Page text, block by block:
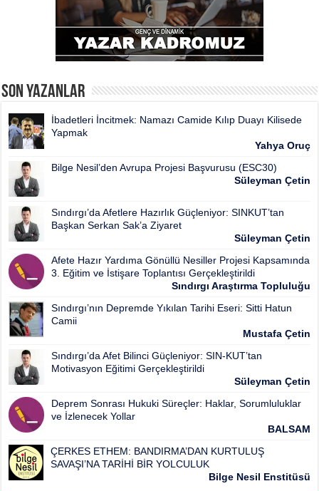
Son Yazanlar
İbadetleri İncitmek: Namazı Camide Kılıp Duayı Kilisede
Yapmak
Yahya Oruç
Bilge Nesil’den Avrupa Projesi Başvurusu (ESC30)
Süleyman Çetin
Sındırgı’da Afetlere Hazırlık Güçleniyor: SINKUT’tan
Başkan Serkan Sak’a Ziyaret
Süleyman Çetin
Afete Hazır Yardıma Gönüllü Nesiller Projesi Kapsamında
3. Eğitim ve İstişare Toplantısı Gerçekleştirildi
Sındırgı Araştırma Topluluğu
Sındırgı’nın Depremde Yıkılan Tarihi Eseri: Sitti Hatun
Camii
Mustafa Çetin
Sındırgı’da Afet Bilinci Güçleniyor: SIN-KUT’tan
Motivasyon Eğitimi Gerçekleştirildi
Süleyman Çetin
Deprem Sonrası Hukuki Süreçler: Haklar, Sorumluluklar
ve İzlenecek Yollar
BALSAM
ÇERKES ETHEM: BANDIRMA’DAN KURTULUŞ
SAVAŞI’NA TARİHİ BİR YOLCULUK
Bilge Nesil Enstitüsü